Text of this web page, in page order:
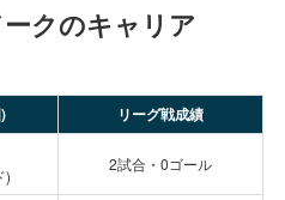
クのキャリア
リーグ戦成績
)
2試合・0ゴール